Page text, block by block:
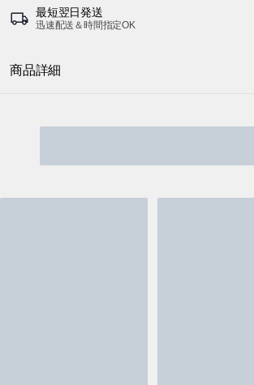
最短翌日発送
迅速配送＆時間指定OK
商品詳細